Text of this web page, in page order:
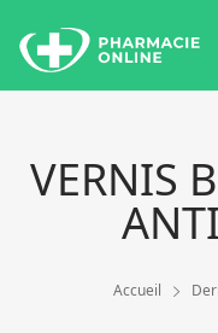
VERNIS
Accueil